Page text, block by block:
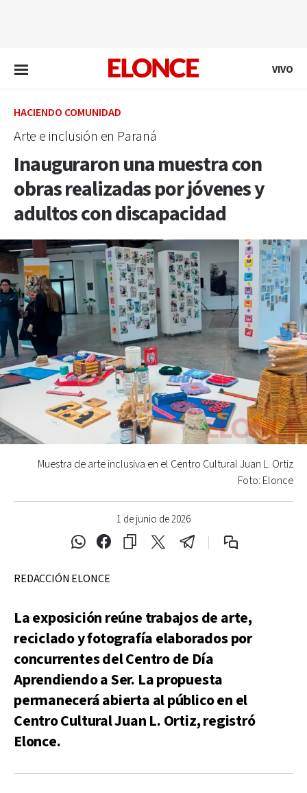
VIVO
HACIENDO COMUNIDAD
Arte e inclusión en Paraná
Inauguraron una muestra con
obras realizadas por jóvenes y
adultos con discapacidad
1 de junio de 2026
Muestra de arte inclusiva en el Centro Cultural Juan L. Ortiz
Foto: Elonce
REDACCIÓN ELONCE
La exposición reúne trabajos de arte,
reciclado y fotografía elaborados por
concurrentes del Centro de Día
Aprendiendo a Ser. La propuesta
permanecerá abierta al público en el
Centro Cultural Juan L. Ortiz, registró
Elonce.